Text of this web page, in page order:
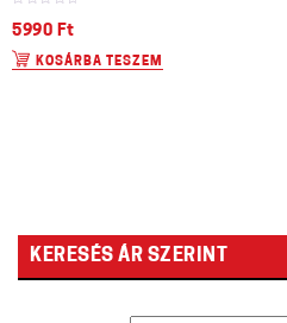
5990 Ft
KOSÁRBA TESZEM
KERESÉS ÁR SZERINT